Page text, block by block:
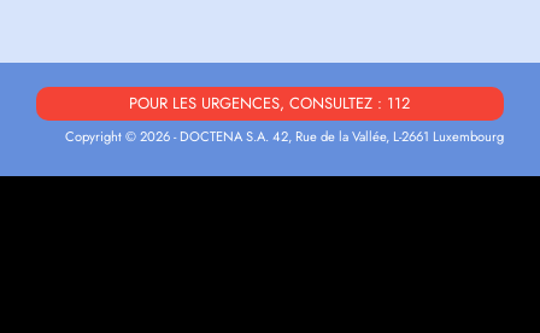
POUR LES URGENCES, CONSULTEZ : 112
Copyright © 2026 - DOCTENA S.A. 42, Rue de la Vallée, L-2661 Luxembourg